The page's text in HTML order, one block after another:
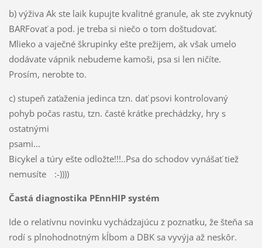
b) výživa Ak ste laik kupujte kvalitné granule, ak ste zvyknutý
BARFovať a pod. je treba si niečo o tom doštudovať.
Mlieko a vaječné škrupinky ešte prežijem, ak však umelo
dodávate vápnik nebudeme kamoši, psa si len ničíte.
Prosím, nerobte to.
c) stupeň zaťaženia jedinca tzn. dať psovi kontrolovaný
pohyb počas rastu, tzn. časté krátke prechádzky, hry s
ostatnými
psami...
Bicykel a túry ešte odložte!!!..Psa do schodov vynášať tiež
nemusíte
:-))))
Častá diagnostika PEnnHIP systém
Ide o relatívnu novinku vychádzajúcu z poznatku, že šteňa sa
rodí s plnohodnotným kĺbom a DBK sa vyvýja až neskôr.